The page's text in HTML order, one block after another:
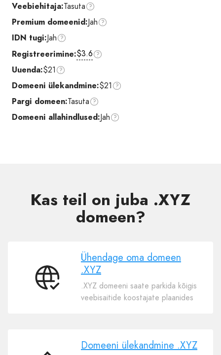
Veebiehitaja:Tasuta
Premium domeenid:Jah
IDN tugi:Jah
Registreerimine:$3.6
Uuenda:$21
Domeeni ülekandmine:$21
Pargi domeen:Tasuta
Domeeni allahindlused:Jah
Kas teil on juba .XYZ
domeen?
Ühendage
Ühendage oma domeen
.XYZ
.XYZ domeeni saate parkida kõigis
veebisaitide koostajate plaanides
Domeeni ülekandmine .XYZ